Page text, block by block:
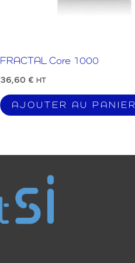
FRACTAL Core 1000
36,60 € HT
AJOUTER AU PANIER